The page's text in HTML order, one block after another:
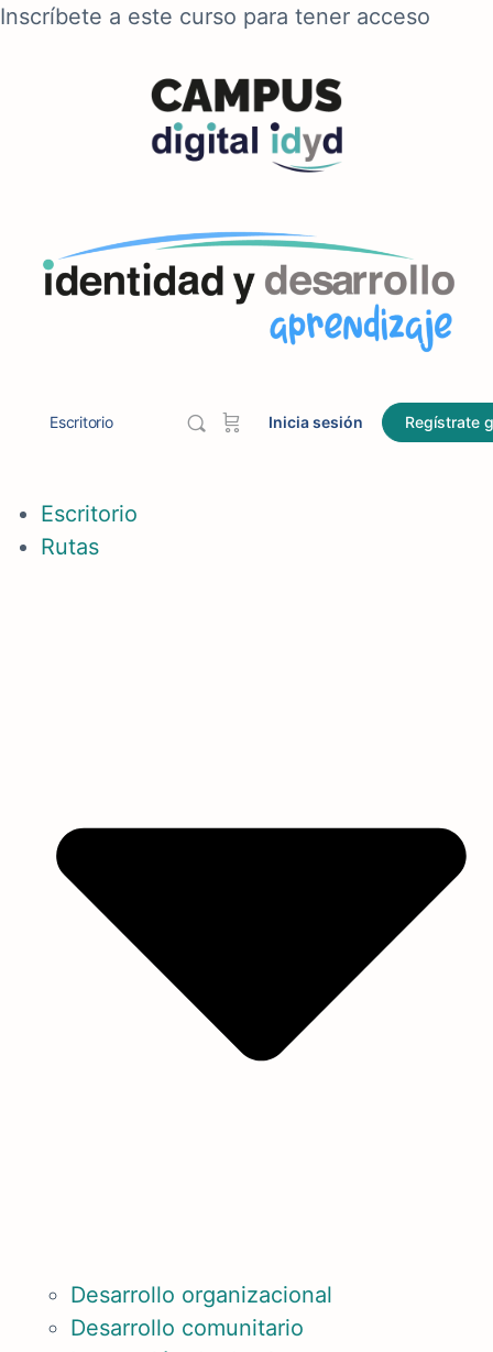
Inscríbete a este curso para tener acceso
Escritorio Inicia sesión Regístrate
Escritorio
Rutas
Desarrollo organizacional
Desarrollo comunitario